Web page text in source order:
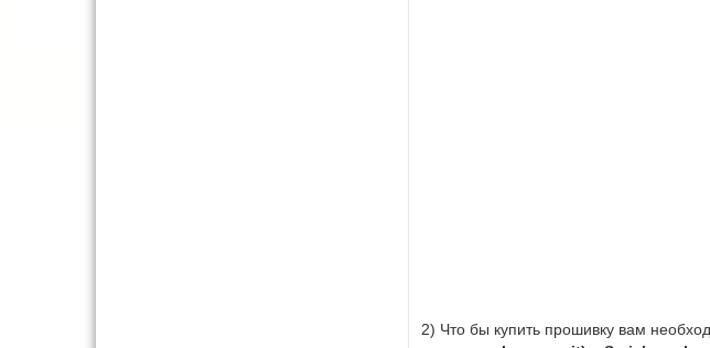
2) Что бы купить прошивку вам